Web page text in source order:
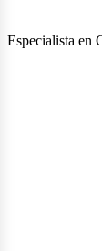
Especialista en